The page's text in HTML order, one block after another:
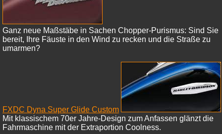
Ganz neue Maßstäbe in Sachen Chopper-Purismus: Sind Sie
bereit, Ihre Fäuste in den Wind zu recken und die Straße zu
umarmen?
FXDC Dyna Super Glide Custom
Mit klassischem 70er Jahre-Design zum Anfassen glänzt die
Fahrmaschine mit der Extraportion Coolness.